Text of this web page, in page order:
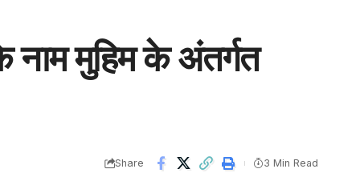
नाम मुहिम के अंतर्गत
Share 3 Min Read